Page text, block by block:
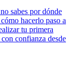
sabes por dónde
hacerlo paso a
tu primera
confianza desde